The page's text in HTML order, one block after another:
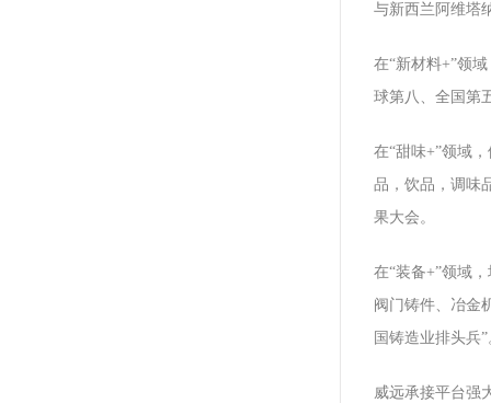
与新西兰阿维塔
在“新材料+”领
球第八、全国第
在“甜味+”领域
品，饮品，调味
果大会。
在“装备+”领域
阀门铸件、冶金
国铸造业排头兵”
威远承接平台强